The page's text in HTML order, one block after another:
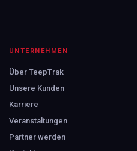
UNTERNEHMEN
Über TeepTrak
Unsere Kunden
Karriere
Veranstaltungen
Partner werden